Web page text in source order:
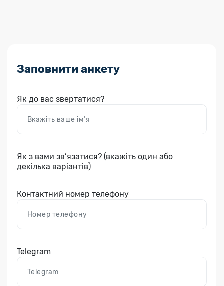
Заповнити анкету
Як до вас звертатися?
Як з вами зв’язатися? (вкажіть один або
декілька варіантів)
Контактний номер телефону
Telegram